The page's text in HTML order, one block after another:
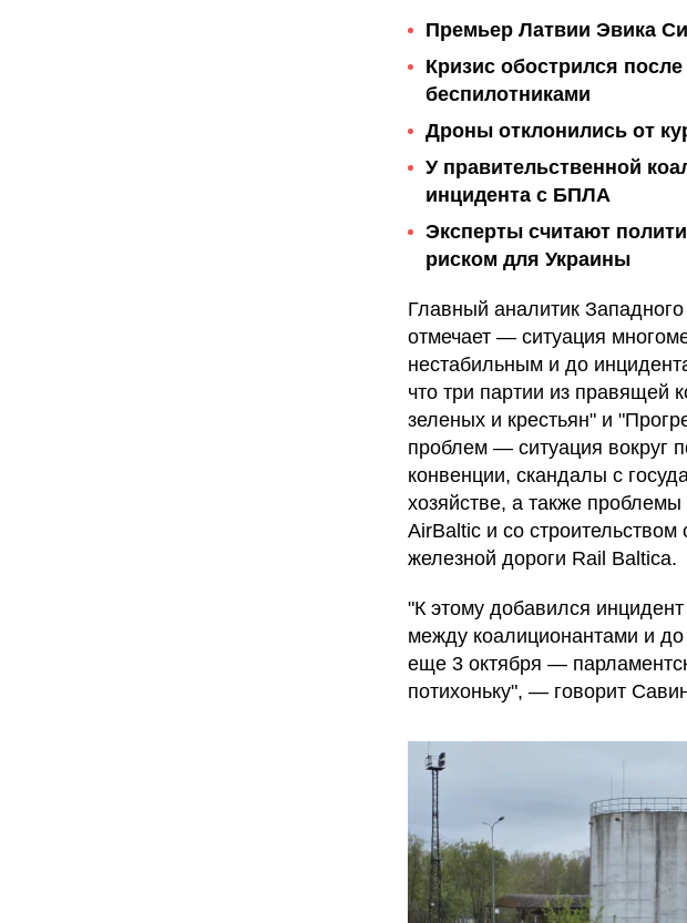
Премьер Латвии Эвика
Кризис обострился
беспилотниками
Дроны отклонились от
У правительственной
инцидента с БПЛА
Эксперты считают
риском для Украины
Главный аналитик
отмечает — ситуация
нестабильным и до
что три партии из правящей
зеленых и крестьян" и
проблем — ситуация вокруг
конвенции, скандалы с
хозяйстве, а также
AirBaltic и со строительством
железной дороги Rail Baltica.
"К этому добавился
между коалиционантами и
еще 3 октября —
потихоньку", — говорит